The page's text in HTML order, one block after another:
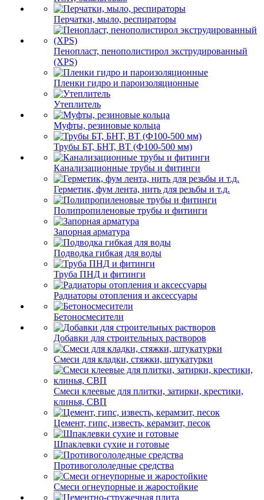
Перчатки, мыло, респираторы
Пенопласт, пенополистирол экструдированный
(XPS)
Пленки гидро и пароизоляционные
Утеплитель
Муфты, резиновые кольца
Трубы БТ, БНТ, ВТ (Ф100-500 мм)
Канализационные трубы и фитинги
Герметик, фум лента, нить для резьбы и т.д.
Полипропиленовые трубы и фитинги
Запорная арматура
Подводка гибкая для воды
Труба ПНД и фитинги
Радиаторы отопления и аксессуары
Бетоносмесители
Добавки для строительных растворов
Смеси для кладки, стяжки, штукатурки
Смеси клеевые для плитки, затирки, крестики,
клинья, СВП
Цемент, гипс, известь, керамзит, песок
Шпаклевки сухие и готовые
Противогололедные средства
Смеси огнеупорные и жаростойкие